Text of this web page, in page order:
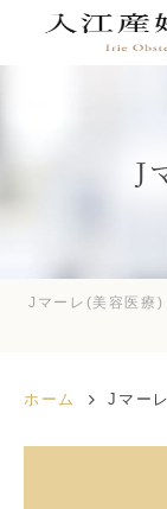
J
Jマーレ(美容医療)
ホーム Jマー